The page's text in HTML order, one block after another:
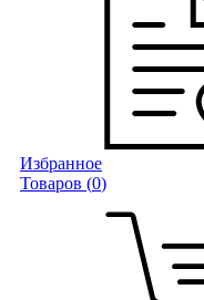
Избранное
Товаров (0)